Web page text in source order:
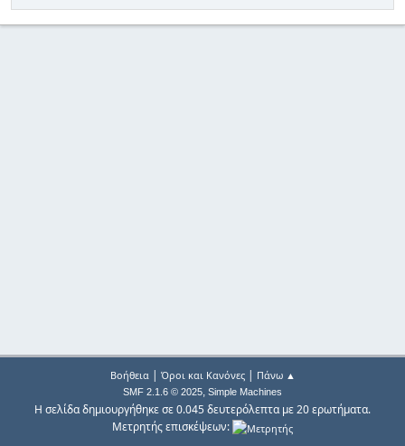
Βοήθεια| Όροι και Κανόνες| Πάνω ▲
SMF 2.1.6 © 2025, Simple Machines
Η σελίδα δημιουργήθηκε σε 0.045 δευτερόλεπτα με 20 ερωτήματα.
Μετρητής επισκέψεων: